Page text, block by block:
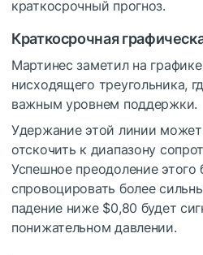
краткосрочный прогноз.
Краткосрочная
Мартинес заметил на
нисходящего треугольника,
важным уровнем поддержки.
Удержание этой линии может
отскочить к диапазону
Успешное преодоление
спровоцировать более
падение ниже $0,80 будет
понижательном давлении.